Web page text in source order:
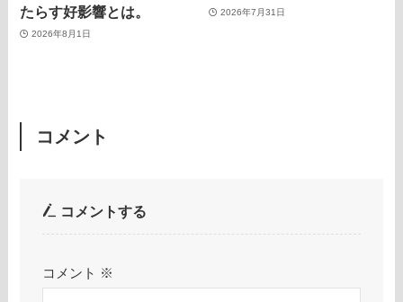
たらす好影響とは。
2026年8月1日
2026年7月31日
コメント
コメントする
コメント ※